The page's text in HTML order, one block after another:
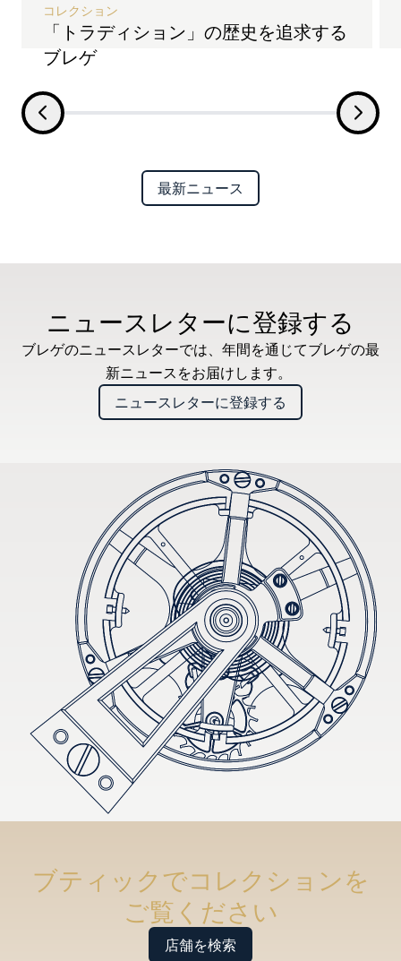
「トラディション」の歴史を追求する
ブレゲ
コレクション
最新ニュース
ニュースレターに登録する
ブレゲのニュースレターでは、年間を通じてブレゲの最
新ニュースをお届けします。
ニュースレターに登録する
ブティックでコレクションを
ご覧ください
店舗を検索